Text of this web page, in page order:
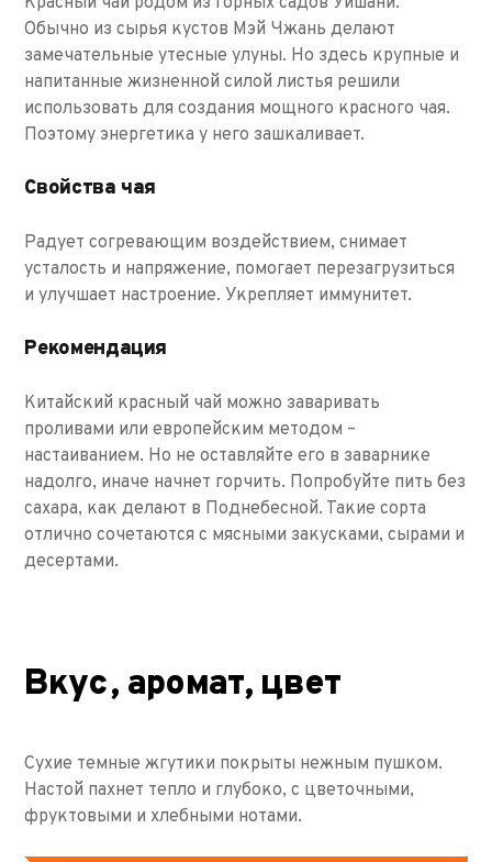
Обычно из сырья кустов Мэй Чжань делают
замечательные утесные улуны. Но здесь крупные и
напитанные жизненной силой листья решили
использовать для создания мощного красного чая.
Поэтому энергетика у него зашкаливает.
Свойства чая
Радует согревающим воздействием, снимает
усталость и напряжение, помогает перезагрузиться
и улучшает настроение. Укрепляет иммунитет.
Рекомендация
Китайский красный чай можно заваривать
проливами или европейским методом –
настаиванием. Но не оставляйте его в заварнике
надолго, иначе начнет горчить. Попробуйте пить без
сахара, как делают в Поднебесной. Такие сорта
отлично сочетаются с мясными закусками, сырами и
десертами.
Вкус, аромат, цвет
Сухие темные жгутики покрыты нежным пушком.
Настой пахнет тепло и глубоко, с цветочными,
фруктовыми и хлебными нотами.